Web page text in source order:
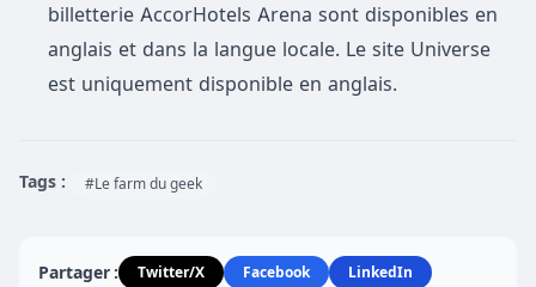
billetterie AccorHotels Arena sont disponibles en
anglais et dans la langue locale. Le site Universe
est uniquement disponible en anglais.
Tags : #Le farm du geek
Partager : Twitter/X Facebook
LinkedIn